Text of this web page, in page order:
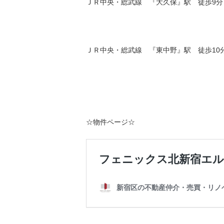
ＪＲ中央・総武線 『大久保』駅 徒歩9分
ＪＲ中央・総武線 『東中野』駅 徒歩10
☆物件ページ☆